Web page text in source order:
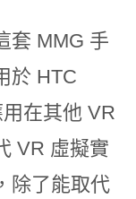
套 MMG 手
於 HTC
在其他 VR
VR 虛擬實
除了能取代